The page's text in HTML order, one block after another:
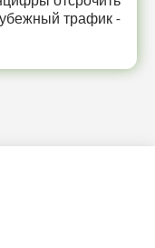
трафик -